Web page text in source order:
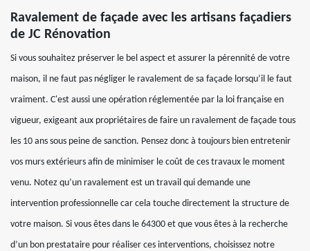
Ravalement de façade avec les artisans façadiers
de JC Rénovation
Si vous souhaitez préserver le bel aspect et assurer la pérennité de votre
maison, il ne faut pas négliger le ravalement de sa façade lorsqu’il le faut
vraiment. C'est aussi une opération réglementée par la loi française en
vigueur, exigeant aux propriétaires de faire un ravalement de façade tous
les 10 ans sous peine de sanction. Pensez donc à toujours bien entretenir
vos murs extérieurs afin de minimiser le coût de ces travaux le moment
venu. Notez qu’un ravalement est un travail qui demande une
intervention professionnelle car cela touche directement la structure de
votre maison. Si vous êtes dans le 64300 et que vous êtes à la recherche
d’un bon prestataire pour réaliser ces interventions, choisissez notre